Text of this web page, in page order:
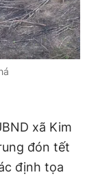
xã Kim
đón tết
định tọa